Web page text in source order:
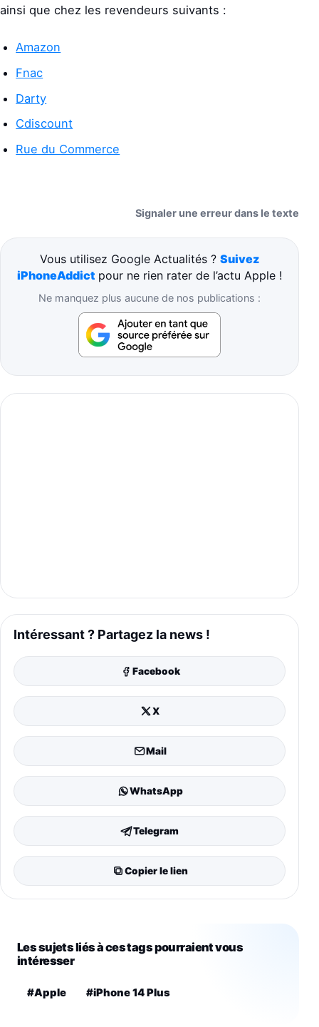
ainsi que chez les revendeurs suivants :
Amazon
Fnac
Darty
Cdiscount
Rue du Commerce
Signaler une erreur dans le texte
Vous utilisez Google Actualités ? Suivez
iPhoneAddict pour ne rien rater de l’actu Apple !
Ne manquez plus aucune de nos publications :
Intéressant ? Partagez la news !
Facebook
X
Mail
WhatsApp
Telegram
Copier le lien
Les sujets liés à ces tags pourraient vous
intéresser
#Apple #iPhone 14 Plus